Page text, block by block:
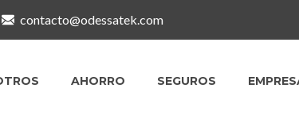
contacto@odessatek.com
AHORRO SEGUROS